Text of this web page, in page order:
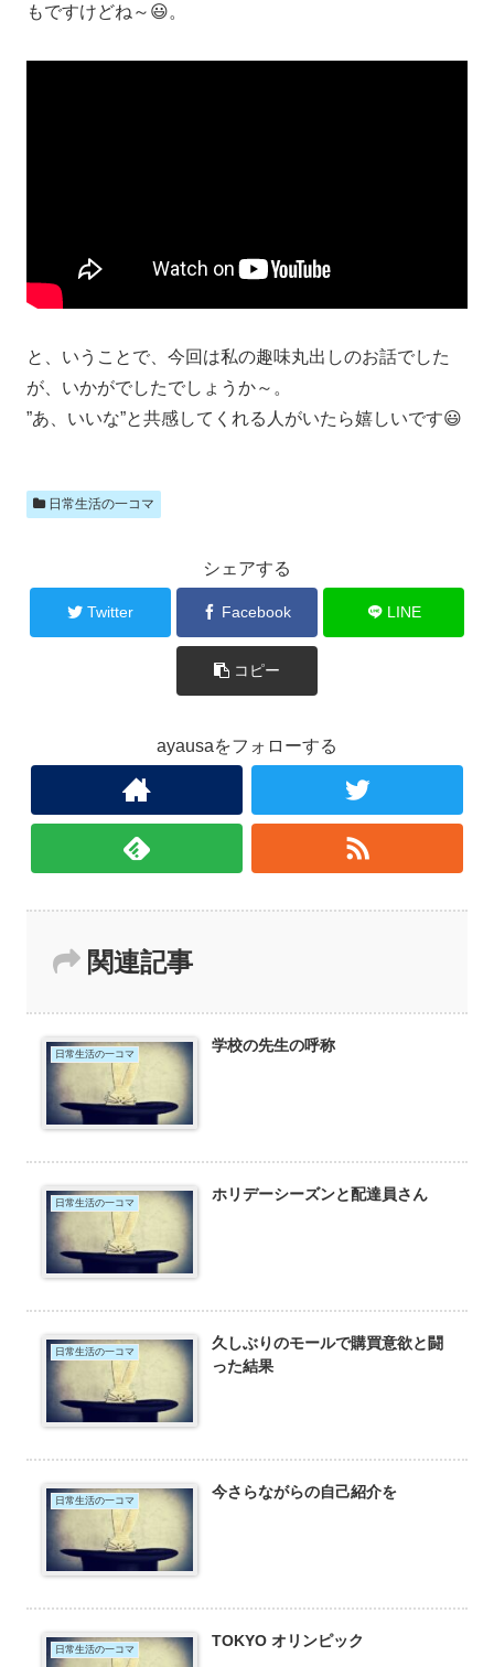
もですけどね～😃。
と、いうことで、今回は私の趣味丸出しのお話でした
が、いかがでしたでしょうか～。
”あ、いいな”と共感してくれる人がいたら嬉しいです😃
日常生活の一コマ
シェアする
Twitter Facebook LINE
コピー
ayausaをフォローする
関連記事
日常生活の一コマ 学校の先生の呼称
日常生活の一コマ ホリデーシーズンと配達員さん
日常生活の一コマ
久しぶりのモールで購買意欲と闘
った結果
日常生活の一コマ 今さらながらの自己紹介を
日常生活の一コマ TOKYO オリンピック